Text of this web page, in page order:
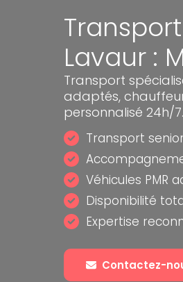
Lavaur :
Transport
adaptés,
personnalisé 24h/7.
Transport
Véhicules PMR
Disponibilité
Expertise
Contactez-